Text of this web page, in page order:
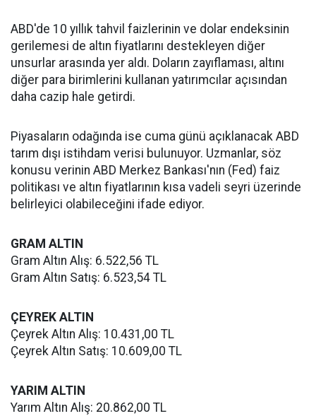
ABD'de 10 yıllık tahvil faizlerinin ve dolar endeksinin
gerilemesi de altın fiyatlarını destekleyen diğer
unsurlar arasında yer aldı. Doların zayıflaması, altını
diğer para birimlerini kullanan yatırımcılar açısından
daha cazip hale getirdi.
Piyasaların odağında ise cuma günü açıklanacak ABD
tarım dışı istihdam verisi bulunuyor. Uzmanlar, söz
konusu verinin ABD Merkez Bankası'nın (Fed) faiz
politikası ve altın fiyatlarının kısa vadeli seyri üzerinde
belirleyici olabileceğini ifade ediyor.
GRAM ALTIN
Gram Altın Alış: 6.522,56 TL
Gram Altın Satış: 6.523,54 TL
ÇEYREK ALTIN
Çeyrek Altın Alış: 10.431,00 TL
Çeyrek Altın Satış: 10.609,00 TL
YARIM ALTIN
Yarım Altın Alış: 20.862,00 TL